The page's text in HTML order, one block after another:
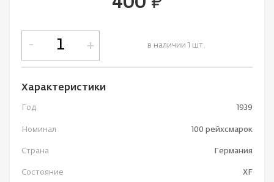
руб.
в наличии 1 шт.
- +
Характеристики
Год 1939
Номинал 100 рейхсмарок
Страна Германия
Состояние XF